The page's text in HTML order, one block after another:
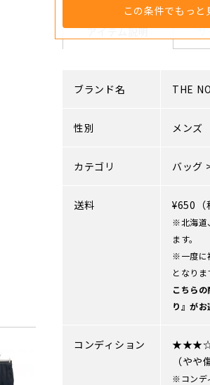
この条件でもっと
アイテム説明
ブランド名 THE
性別 メンズ
カテゴリ バッグ
送料 ¥650（
※北海道
ます。
※一度に
となりま
こちら
り』がお
コンディション
（やや
※コンデ